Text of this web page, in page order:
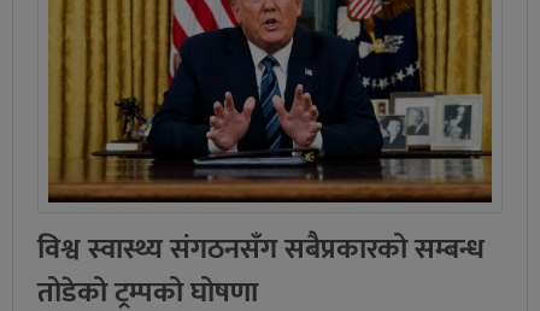
विश्व स्वास्थ्य संगठनसँग सबैप्रकारको सम्बन्ध
तोडेको ट्रम्पको घोषणा